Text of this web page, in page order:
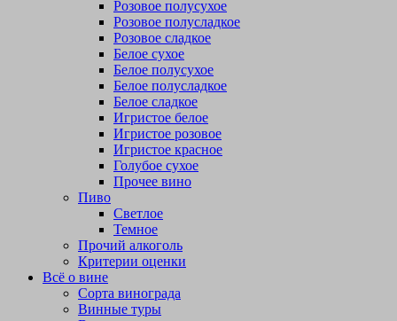
Розовое полусухое
Розовое полусладкое
Розовое сладкое
Белое сухое
Белое полусухое
Белое полусладкое
Белое сладкое
Игристое белое
Игристое розовое
Игристое красное
Голубое сухое
Прочее вино
Пиво
Светлое
Темное
Прочий алкоголь
Критерии оценки
Всё о вине
Сорта винограда
Винные туры